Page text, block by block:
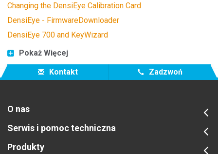
Changing the DensiEye Calibration Card
DensiEye - FirmwareDownloader
DensiEye 700 and KeyWizard
Pokaż Więcej
Kontakt Zadzwoń
O nas
Serwis i pomoc techniczna
Produkty